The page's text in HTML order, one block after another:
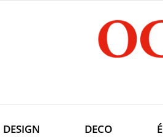
DESIGN DECO